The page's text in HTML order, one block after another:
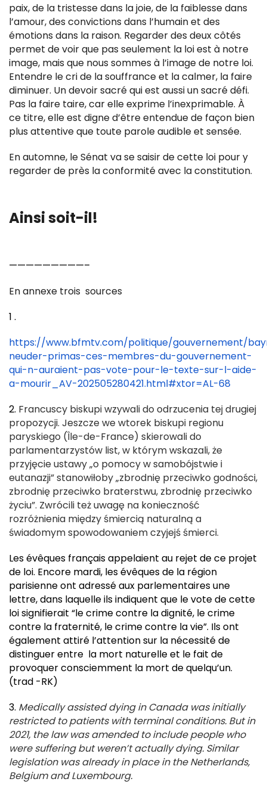
paix, de la tristesse dans la joie, de la faiblesse dans
l’amour, des convictions dans l’humain et des
émotions dans la raison. Regarder des deux côtés
permet de voir que pas seulement la loi est à notre
image, mais que nous sommes à l’image de notre loi.
Entendre le cri de la souffrance et la calmer, la faire
diminuer. Un devoir sacré qui est aussi un sacré défi.
Pas la faire taire, car elle exprime l’inexprimable. À
ce titre, elle est digne d’être entendue de façon bien
plus attentive que toute parole audible et sensée.
En automne, le Sénat va se saisir de cette loi pour y
regarder de près la conformité avec la constitution.
Ainsi soit-il!
—————————–
En annexe trois sources
1 .
https://www.bfmtv.com/politique/gouvernement/
neuder-primas-ces-membres-du-gouvernement-
qui-n-auraient-pas-vote-pour-le-texte-sur-l-aide-
a-mourir_AV-202505280421.html#xtor=AL-68
2. Francuscy biskupi wzywali do odrzucenia tej drugiej
propozycji. Jeszcze we wtorek biskupi regionu
paryskiego (Île-de-France) skierowali do
parlamentarzystów list, w którym wskazali, że
przyjęcie ustawy „o pomocy w samobójstwie i
eutanazji” stanowiłoby „zbrodnię przeciwko godności,
zbrodnię przeciwko braterstwu, zbrodnię przeciwko
życiu”. Zwrócili też uwagę na konieczność
rozróżnienia między śmiercią naturalną a
świadomym spowodowaniem czyjejś śmierci.
Les évêques français appelaient au rejet de ce projet
de loi. Encore mardi, les évêques de la région
parisienne ont adressé aux parlementaires une
lettre, dans laquelle ils indiquent que le vote de cette
loi signifierait “le crime contre la dignité, le crime
contre la fraternité, le crime contre la vie”. Ils ont
également attiré l’attention sur la nécessité de
distinguer entre la mort naturelle et le fait de
provoquer consciemment la mort de quelqu’un.
(trad -RK)
3. Medically assisted dying in Canada was initially
restricted to patients with terminal conditions. But in
2021, the law was amended to include people who
were suffering but weren’t actually dying. Similar
legislation was already in place in the Netherlands,
Belgium and Luxembourg.